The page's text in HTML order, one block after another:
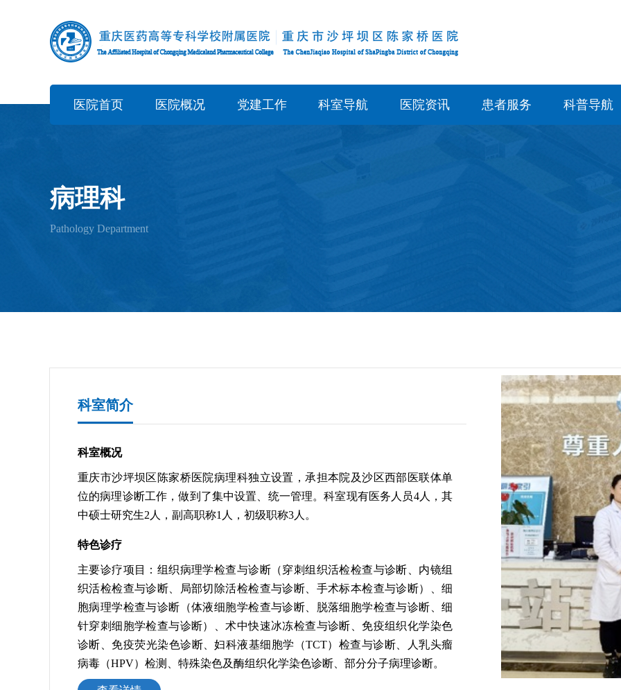
医院首页 医院概况 党建工作 科室导航 医院资讯 患者服务 科普导航
病理科
Pathology Department
科室简介
科室概况
重庆市沙坪坝区陈家桥医院病理科独立设置，承担本院及沙区西部医联体单
位的病理诊断工作，做到了集中设置、统一管理。科室现有医务人员4人，其
中硕士研究生2人，副高职称1人，初级职称3人。
特色诊疗
主要诊疗项目：组织病理学检查与诊断（穿刺组织活检检查与诊断、内镜组
织活检检查与诊断、局部切除活检检查与诊断、手术标本检查与诊断）、细
胞病理学检查与诊断（体液细胞学检查与诊断、脱落细胞学检查与诊断、细
针穿刺细胞学检查与诊断）、术中快速冰冻检查与诊断、免疫组织化学染色
诊断、免疫荧光染色诊断、妇科液基细胞学（TCT）检查与诊断、人乳头瘤
病毒（HPV）检测、特殊染色及酶组织化学染色诊断、部分分子病理诊断。